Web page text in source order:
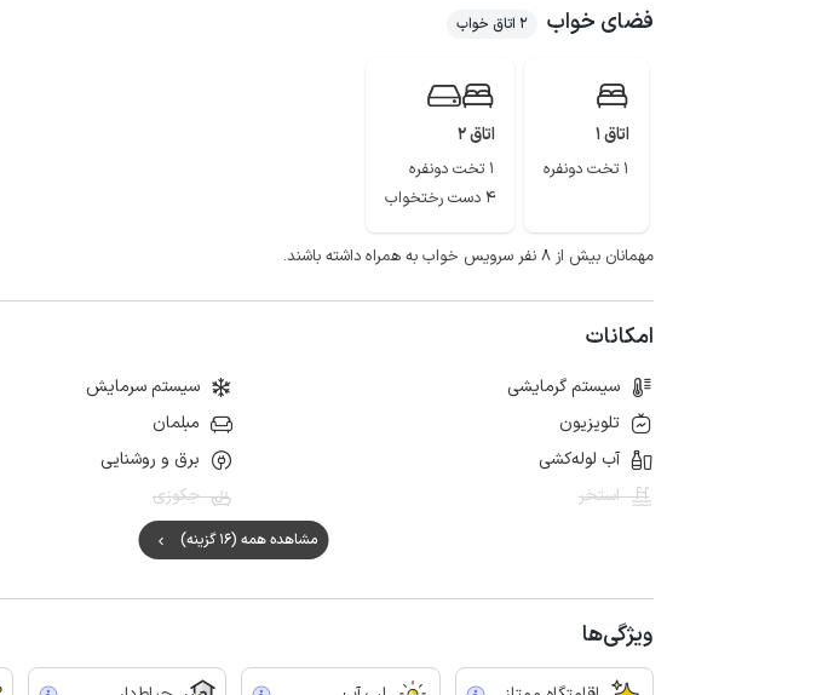
فضای خواب 2 اتاق خواب
اتاق 1
1 تخت دونفره
اتاق 2
1 تخت دونفره
4 دست رختخواب
مهمانان بیش از ۸ نفر سرویس خواب به همراه داشته باشند.
امکانات
سیستم گرمایشی
سیستم سرمایش
تلویزیون
مبلمان
آب لوله‌کشی
برق و روشنایی
استخر
جکوزی
مشاهده همه (16 گزینه)
ویژگی‌ها